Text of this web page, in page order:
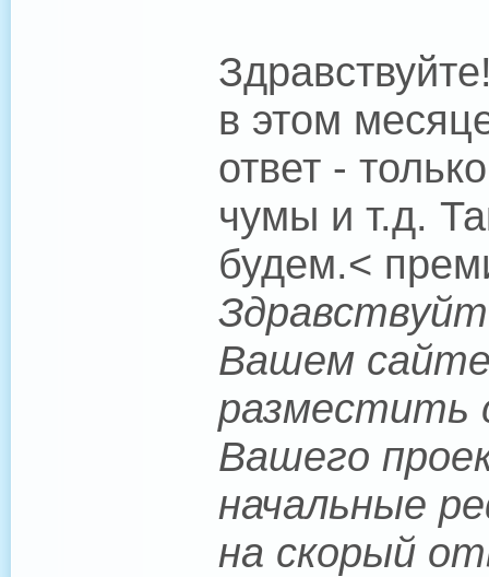
в этом
ответ -
чумы и т.д.
будем.<
Вашем
разместить
Вашего
начальные
на скорый